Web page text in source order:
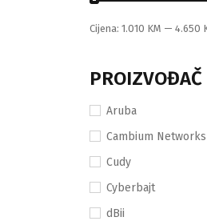
Cijena: 1.010 KM — 4.650
PROIZVOĐAČ
Aruba
Cambium Networks
Cudy
Cyberbajt
dBii